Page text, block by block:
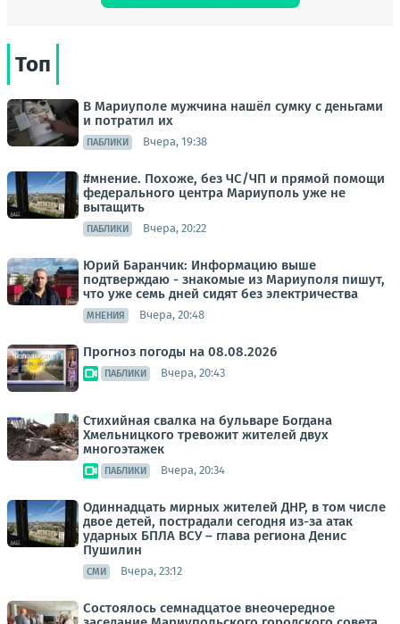
Топ
В Мариуполе мужчина нашёл сумку с деньгами
и потратил их
ПАБЛИКИ Вчера, 19:38
#мнение. Похоже, без ЧС/ЧП и прямой помощи
федерального центра Мариуполь уже не
вытащить
ПАБЛИКИ Вчера, 20:22
Юрий Баранчик: Информацию выше
подтверждаю - знакомые из Мариуполя пишут,
что уже семь дней сидят без электричества
МНЕНИЯ Вчера, 20:48
Прогноз погоды на 08.08.2026
ПАБЛИКИ Вчера, 20:43
Стихийная свалка на бульваре Богдана
Хмельницкого тревожит жителей двух
многоэтажек
ПАБЛИКИ Вчера, 20:34
Одиннадцать мирных жителей ДНР, в том числе
двое детей, пострадали сегодня из-за атак
ударных БПЛА ВСУ – глава региона Денис
Пушилин
СМИ Вчера, 23:12
Состоялось семнадцатое внеочередное